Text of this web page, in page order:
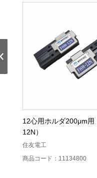
12心用ホルダ200μm用
12N）
住友電工
商品コード：11134800